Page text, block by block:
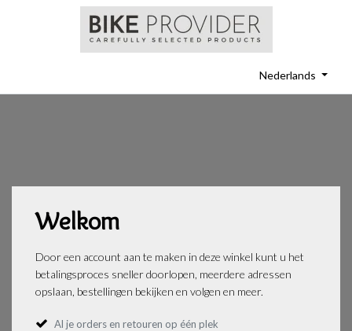
Nederlands
Welkom
Door een account aan te maken in deze winkel kunt u het
betalingsproces sneller doorlopen, meerdere adressen
opslaan, bestellingen bekijken en volgen en meer.
Al je orders en retouren op één plek